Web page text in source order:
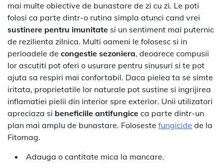
mai multe obiective de bunastare de zi cu zi. Le poti
folosi ca parte dintr-o rutina simpla atunci cand vrei
sustinere pentru imunitate si un sentiment mai puternic
de rezilienta zilnica. Multi oameni le folosesc si in
perioadele de congestie sezoniera, deoarece compusii
lor ascutiti pot oferi o usurare pentru sinusuri si te pot
ajuta sa respiri mai confortabil. Daca pielea ta se simte
iritata, proprietatile lor naturale pot sustine si ingrijirea
inflamatiei pielii din interior spre exterior. Unii utilizatori
apreciaza si beneficiile antifungice ca parte dintr-un
plan mai amplu de bunastare. Foloseste fungicide de la
Fitomag.
Adauga o cantitate mica la mancare.